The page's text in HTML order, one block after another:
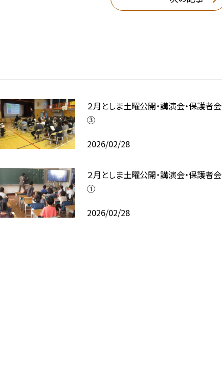
２月としま土曜公開・講演会・保護者会
③
2026/02/28
２月としま土曜公開・講演会・保護者会
①
2026/02/28